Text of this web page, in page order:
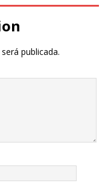
publicada.